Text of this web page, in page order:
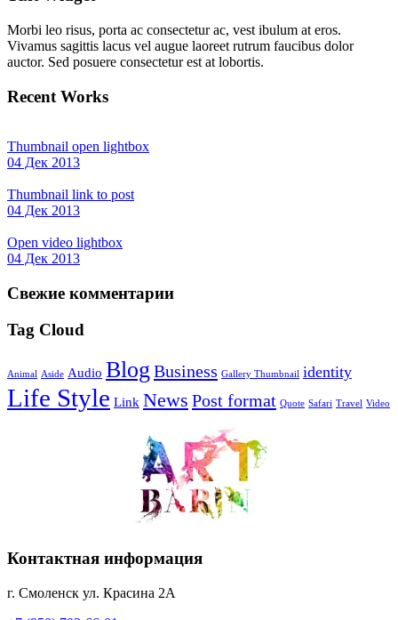
Morbi leo risus, porta ac consectetur ac, vest ibulum at eros.
Vivamus sagittis lacus vel augue laoreet rutrum faucibus dolor
auctor. Sed posuere consectetur est at lobortis.
Recent Works
Thumbnail open lightbox
04 Дек 2013
Thumbnail link to post
04 Дек 2013
Open video lightbox
04 Дек 2013
Свежие комментарии
Tag Cloud
Animal Aside Audio Blog Business Gallery Thumbnail identity
Life Style Link News Post format Quote Safari Travel Video
Контактная информация
г. Смоленск ул. Красина 2А